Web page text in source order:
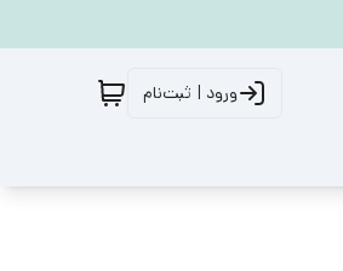
ورود | ثبت‌نام